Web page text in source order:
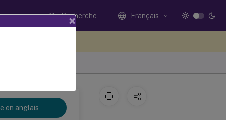
Recherche Français
en anglais
×